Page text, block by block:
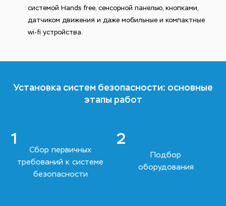
системой Hands free, сенсорной панелью, кнопками,
датчиком движения и даже мобильные и компактные
wi-fi устройства.
Установка систем безопасности: основные
этапы работ
1
Сбор первичных
требований к системе
безопасности
2
Подбор
оборудования